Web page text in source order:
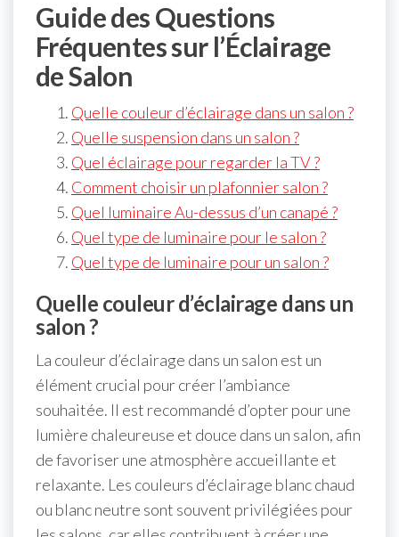
Guide des Questions
Fréquentes sur l’Éclairage
de Salon
Quelle couleur d’éclairage dans un salon ?
Quelle suspension dans un salon ?
Quel éclairage pour regarder la TV ?
Comment choisir un plafonnier salon ?
Quel luminaire Au-dessus d’un canapé ?
Quel type de luminaire pour le salon ?
Quel type de luminaire pour un salon ?
Quelle couleur d’éclairage dans un
salon ?
La couleur d’éclairage dans un salon est un
élément crucial pour créer l’ambiance
souhaitée. Il est recommandé d’opter pour une
lumière chaleureuse et douce dans un salon, afin
de favoriser une atmosphère accueillante et
relaxante. Les couleurs d’éclairage blanc chaud
ou blanc neutre sont souvent privilégiées pour